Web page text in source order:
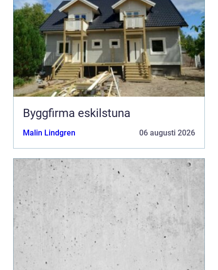
Byggfirma eskilstuna
Malin Lindgren 06 augusti 2026